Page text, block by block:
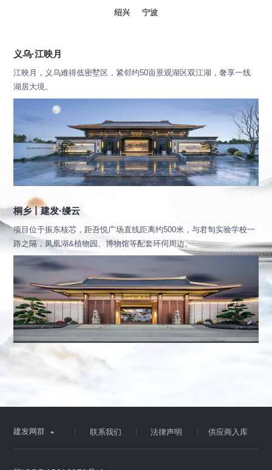
绍兴 宁波
义乌·江映月
江映月，义乌难得低密墅区，紧邻约50亩景观湖区双江湖，奢享一线
湖居大境。
桐乡丨建发·缦云
项目位于振东核芯，距吾悦广场直线距离约500米，与君匋实验学校一
路之隔，凤凰湖&植物园、博物馆等配套环伺周边。
建发网群  联系我们 法律声明 供应商入库